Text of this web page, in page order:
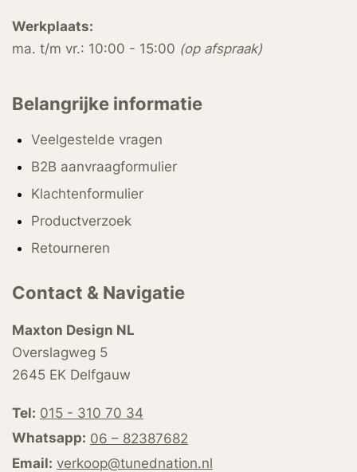
Werkplaats:
ma. t/m vr.: 10:00 - 15:00 (op afspraak)
Belangrijke informatie
Veelgestelde vragen
B2B aanvraagformulier
Klachtenformulier
Productverzoek
Retourneren
Contact & Navigatie
Maxton Design NL
Overslagweg 5
2645 EK Delfgauw
Tel: 015 - 310 70 34
Whatsapp: 06 – 82387682
Email: verkoop@tunednation.nl